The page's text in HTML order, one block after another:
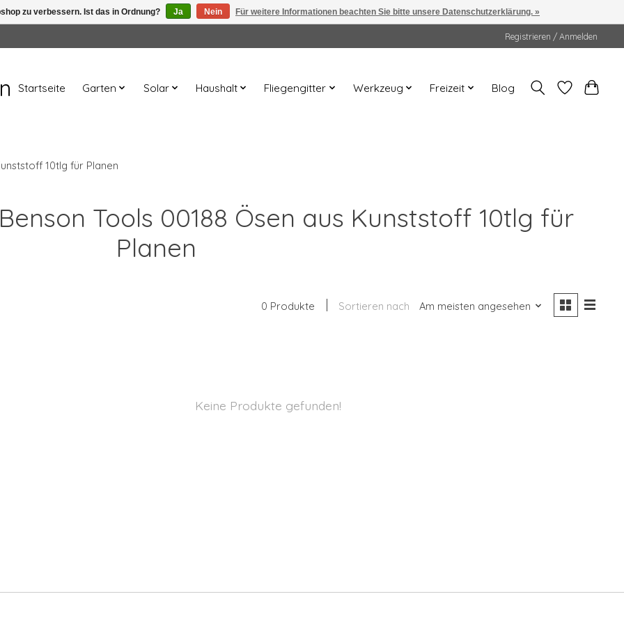
Registrieren / Anmelden
Startseite Garten Solar Haushalt Fliegengitter Werkzeug Freizeit Blog
10tlg für Planen
Tools 00188 Ösen aus Kunststoff 10tlg für
Planen
0 Produkte Sortieren nach Am meisten angesehen
Keine Produkte gefunden!
zu verbessern. Ist das in Ordnung? Ja Nein Für weitere Informationen beachten Sie bitte unsere Datenschutzerklärung. »